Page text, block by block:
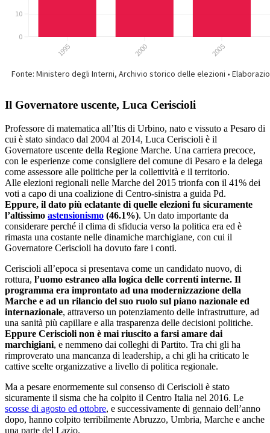
(33%, con Lega primo partito) con la coalizione di Csx terza al 24%
il margine è aumentato ulteriormente,con la Lega nettamente
primo partito al 38%
, dato impressionante rispetto al 17% delle
politiche del 2018, mentre il PD ha preso il 22% (addirittura -23%
rispetto alle europee del 2014).
regionali (anche nelle Marche) sono elezioni a metà
nazionali un pò’ locali, dove il sentimento verso il Governo pesa
molto sulla decisione degli elettori, così come l’operato della giunta
uscente. Politicamente le Marche sono una regione spaccata: il
Centro-Nord a trazione Pesaro-Ancona è da sempre stato la
roccaforte del Csx, mentre il Sud è storicamente un baluardo
della Destra, perché sono questi i partiti che hanno più consenso in
quelle zone, dove i moderati raramente hanno trovato spazio.